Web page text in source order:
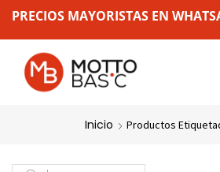
PRECIOS MAYORISTAS EN
Inicio Productos